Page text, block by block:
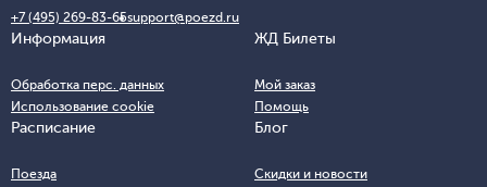
+7 (495) 269-83-65support@poezd.ru
Информация
Обработка перс. данных
Использование cookie
ЖД Билеты
Мой заказ
Помощь
Расписание
Поезда
Блог
Скидки и новости